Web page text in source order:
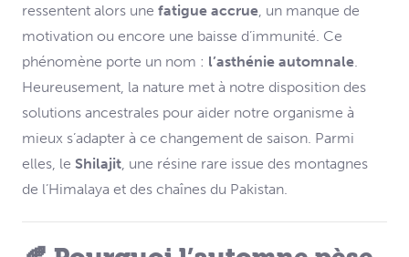
ressentent alors une fatigue accrue, un manque de
motivation ou encore une baisse d’immunité. Ce
phénomène porte un nom : l’asthénie automnale.
Heureusement, la nature met à notre disposition des
solutions ancestrales pour aider notre organisme à
mieux s’adapter à ce changement de saison. Parmi
elles, le Shilajit, une résine rare issue des montagnes
de l’Himalaya et des chaînes du Pakistan.